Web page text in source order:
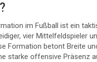
im Fußball ist ein
vier Mittelfeldspieler
Formation betont Breite
starke offensive Präsenz